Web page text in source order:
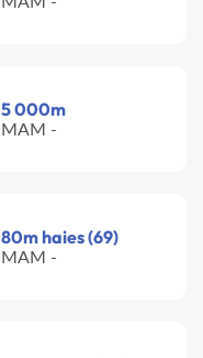
5 000m
MAM -
80m haies (69)
MAM -